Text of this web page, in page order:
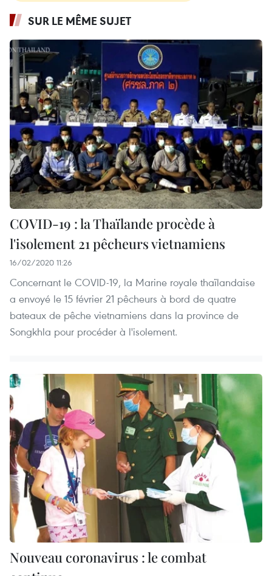
SUR LE MÊME SUJET
COVID-19 : la Thaïlande procède à
l'isolement 21 pêcheurs vietnamiens
16/02/2020 11:26
Concernant le COVID-19, la Marine royale thaïlandaise
a envoyé le 15 février 21 pêcheurs à bord de quatre
bateaux de pêche vietnamiens dans la province de
Songkhla pour procéder à l'isolement.
Nouveau coronavirus : le combat